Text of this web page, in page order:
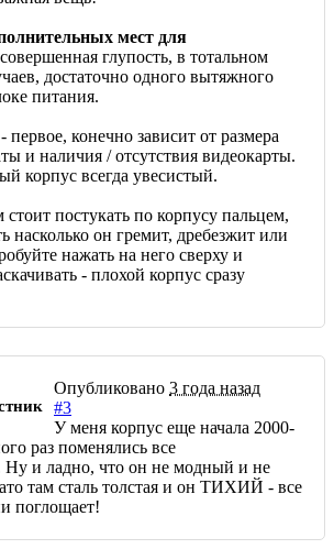
мест для
глупость, в тотальном
достаточно одного вытяжного
питания.
- первое, конечно зависит от размера
и наличия / отсутствия видеокарты.
корпус всегда увесистый.
постукать по корпусу пальцем,
насколько он гремит, дребезжит или
нажать на него сверху и
- плохой корпус сразу
Опубликовано 3 года назад
#3
У меня корпус еще начала 2000-
раз поменялись все
и ладно, что он не модный и не
там сталь толстая и он ТИХИЙ - все
поглощает!